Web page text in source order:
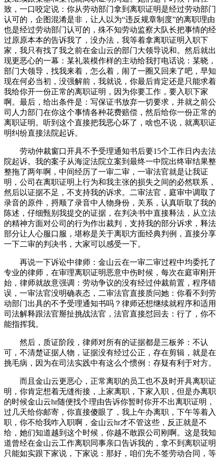
致，一口咬定说：你从劳动部门拿到离职证明是经过劳动部门
认可的，企图混淆是非，让人以为“违反规章制度”的离职理由
也是经过劳动部门认可的，殊不知劳动监察大队长把事情的经
过原原本本的告诉我了，没办法，我等着拿离职证明入职下
家，我只有找了我之前在金山云的部门大领导说和。然后就出
现更恶心的一幕：某礼装模作样的主动给我打电话说：某晓，
部门大领导，找我来着，怎么着，闹了一圈又回来了吧，早知
现在何必当初，没强解前，我就说，你最后肯定还是只能求着
我给你开一份正常的离职证明，因为你要工作，要入职下家
啊。最后，给出条件是：写保证书放弃一切要求，并就之前公
司人力部门在你这个事情各种花费赔偿，然后给你一份正常的
离职证明。听到这个直接把我恶心坏了，啥也不说，就离职证
明纠纷直接法院起诉。
劳动仲裁窗口开具不予受理通知书后要15个工作日内去法
院起诉。我的案子从海淀法院立案到最终一中院出终审结果整
整拖了两年啊，中间经历了一审二审，一审法官就是让我证
明，公司在离职证明上行为和我主张的损失之间的必然联系，
然后以证据不足，不支持我的诉求。二审法官，庭审中调取了
录音的原件，捋顺了录音中人物身份，关系，认真听取了我的
陈述，仔细甄别我提交的证据，在判决书中直接释法，从立法
的精神方面对公司的行为作出裁判，支持我的部分诉求，释法
部分让人心服口服，堪称是关于离职方面经典判例，直接分享
一下二审的判决书，大家可以感受一下。
再说一下诉讼中律师：金山云在一审二审过程中均委托了
专业的律师，在审理离职证明恶意中伤时候，每次在庭审刚开
始，律师就故意强调：劳动争议的没有经过仲裁前置，程序错
误，一审法官没明确表态，二审法官直接质问她：你看不到劳
动部门出具的不予受理通知书吗？律师还想继续就程序和适用
司法解释跟法官掰扯挑战法官，法官直接怼回去：行了，你不
能指挥我。
然后，质证阶段，律师对所有的证据都是三板斧：不认
可，不清楚证据人物，证据没有经过公正，存在剪辑，就是在
挑毛病，因为在司法实践中有这么个惯例：存疑有利于对方。
而且金山云更恶心，正常离职的员工也不及时开具离职证
明，你肯定想着无缝衔接，上家离职，下家入职，但是办离职
的时候金山云hr随便找个理由告诉你暂时你开不出离职证明，
过几天给你邮寄，你直接傻眼了，我上午办离职，下午等着入
职，你不给我咋入职啊，金山云hr才不管这些，反正就是不
给，她们知道越到这个时候，你越不敢跟公司刚啊。这是我知
道曾经在金山云工作离职同事亲口告诉我的，拿不到离职证明
只能如实跟下家说，下家说：那好，咱们先不签劳动合同，等